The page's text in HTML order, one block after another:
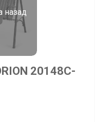
назад
20148C-